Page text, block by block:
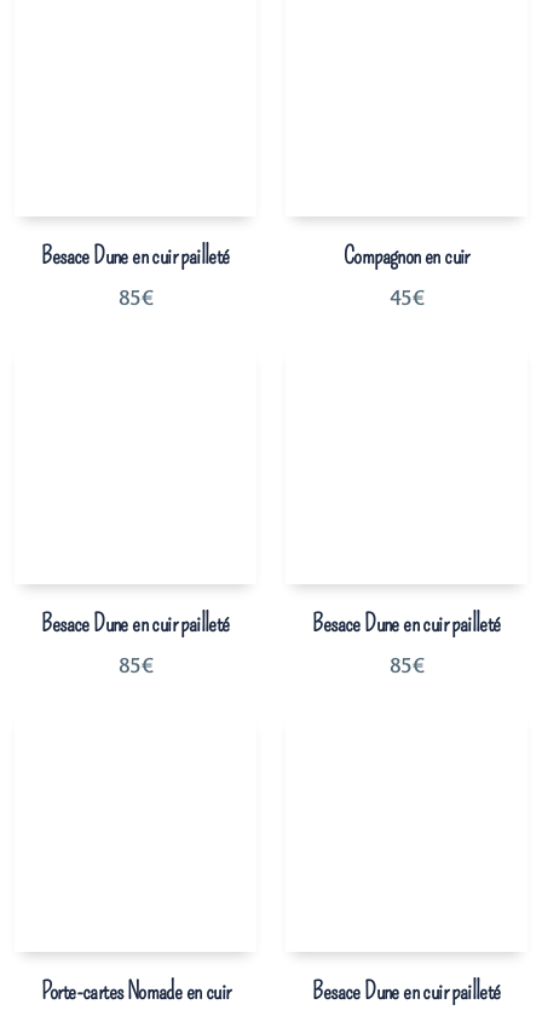
Besace Dune en cuir pailleté
85€
Compagnon en cuir
45€
Besace Dune en cuir pailleté
85€
Besace Dune en cuir pailleté
85€
Porte-cartes Nomade en cuir Besace Dune en cuir pailleté